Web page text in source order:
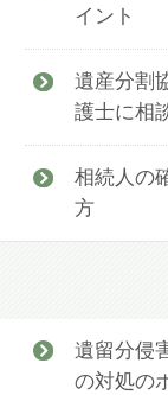
イント
遺産分割
護士に相
相続人の
方
遺留分侵
の対処の